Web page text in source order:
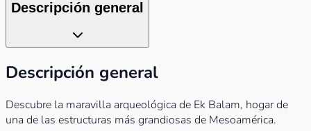
Descripción general
Descripción general
Descubre la maravilla arqueológica de Ek Balam, hogar de
una de las estructuras más grandiosas de Mesoamérica.